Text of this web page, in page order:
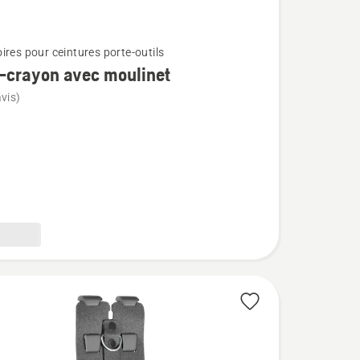
pour ceintures porte-outils
crayon avec moulinet